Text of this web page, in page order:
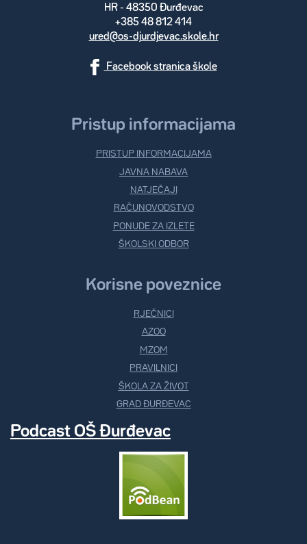
HR - 48350 Đurđevac
+385 48 812 414
ured@os-djurdjevac.skole.hr
Facebook stranica škole
Pristup informacijama
PRISTUP INFORMACIJAMA
JAVNA NABAVA
NATJEČAJI
RAČUNOVODSTVO
PONUDE ZA IZLETE
ŠKOLSKI ODBOR
Korisne poveznice
RJEČNICI
AZOO
MZOM
PRAVILNICI
ŠKOLA ZA ŽIVOT
GRAD ĐURĐEVAC
Podcast OŠ Đurđevac